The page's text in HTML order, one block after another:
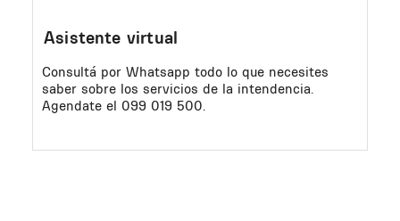
Asistente virtual
Consultá por Whatsapp todo lo que necesites
saber sobre los servicios de la intendencia.
Agendate el 099 019 500.